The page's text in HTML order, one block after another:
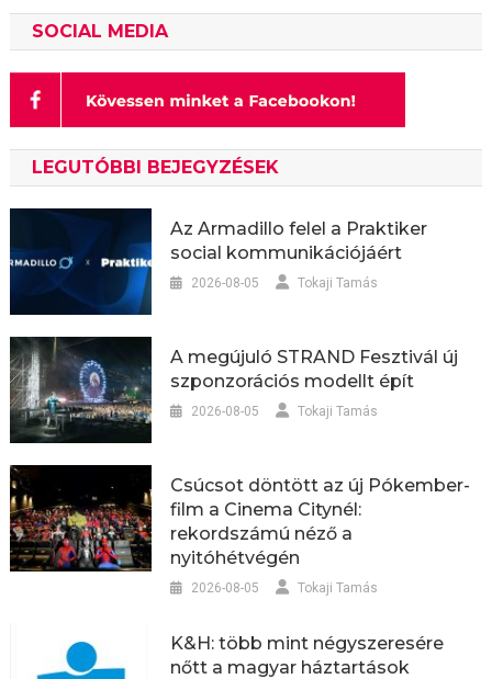
SOCIAL MEDIA
LEGUTÓBBI BEJEGYZÉSEK
Az Armadillo felel a Praktiker
social kommunikációjáért
2026-08-05 Tokaji Tamás
A megújuló STRAND Fesztivál új
szponzorációs modellt épít
2026-08-05 Tokaji Tamás
Csúcsot döntött az új Pókember-
film a Cinema Citynél:
rekordszámú néző a
nyitóhétvégén
2026-08-05 Tokaji Tamás
K&H: több mint négyszeresére
nőtt a magyar háztartások